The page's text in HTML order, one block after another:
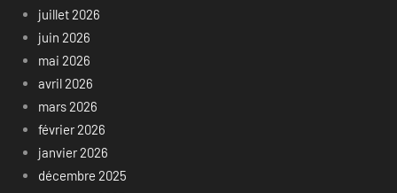
juillet 2026
juin 2026
mai 2026
avril 2026
mars 2026
février 2026
janvier 2026
décembre 2025